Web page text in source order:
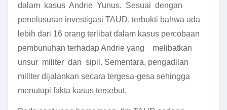
dalam kasus Andrie Yunus. Sesuai dengan
penelusuran investigasi TAUD, terbukti bahwa ada
lebih dari 16 orang terlibat dalam kasus percobaan
pembunuhan terhadap Andrie yang melibatkan
unsur militer dan sipil. Sementara, pengadilan
militer dijalankan secara tergesa-gesa sehingga
menutupi fakta kasus tersebut.